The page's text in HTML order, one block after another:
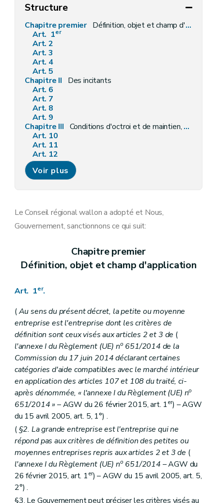
Structure
Chapitre premier Définition, objet et champ d'application
Art. 1er
Art. 2
Art. 3
Art. 4
Art. 5
Chapitre II
Des incitants
Art. 6
Art. 7
Art. 8
Art. 9
Chapitre III Conditions d'octroi et de maintien, procédures de demande et d'octroi, modalités de liquidation, de contrôle et sanctions
Art. 10
Art. 11
Art. 12
Art. 13
Art. 14
Art. 15
Chapitre IV Dispositions finales, abrogatoires et transitoires
Art. 18
Art. 19
Voir plus
Le Conseil régional wallon a adopté et Nous,
Gouvernement, sanctionnons ce qui suit:
Chapitre premier
Définition, objet et champ d'application
Art. 1er.
(Au sens du présent décret, la petite ou moyenne
entreprise est l'entreprise dont les critères de
définition sont ceux visés aux articles 2 et 3 de (
l'annexe I du Règlement (UE) no 651/2014 de la
Commission du 17 juin 2014 déclarant certaines
catégories d'aide compatibles avec le marché intérieur
en application des articles 107 et 108 du traité, ci-
après dénommée, « l'annexe I du Règlement (UE) no
651/2014 »– AGW du 26 février 2015, art. 1er) – AGW
du 15 avril 2005, art. 5, 1°) .
( §2. La grande entreprise est l'entreprise qui ne
répond pas aux critères de définition des petites ou
moyennes entreprises repris aux articles 2 et 3 de (
l'annexe I du Règlement (UE) no 651/2014 – AGW du
26 février 2015, art. 1er) – AGW du 15 avril 2005, art. 5,
2°) .
§3. Le Gouvernement peut préciser les critères visés au